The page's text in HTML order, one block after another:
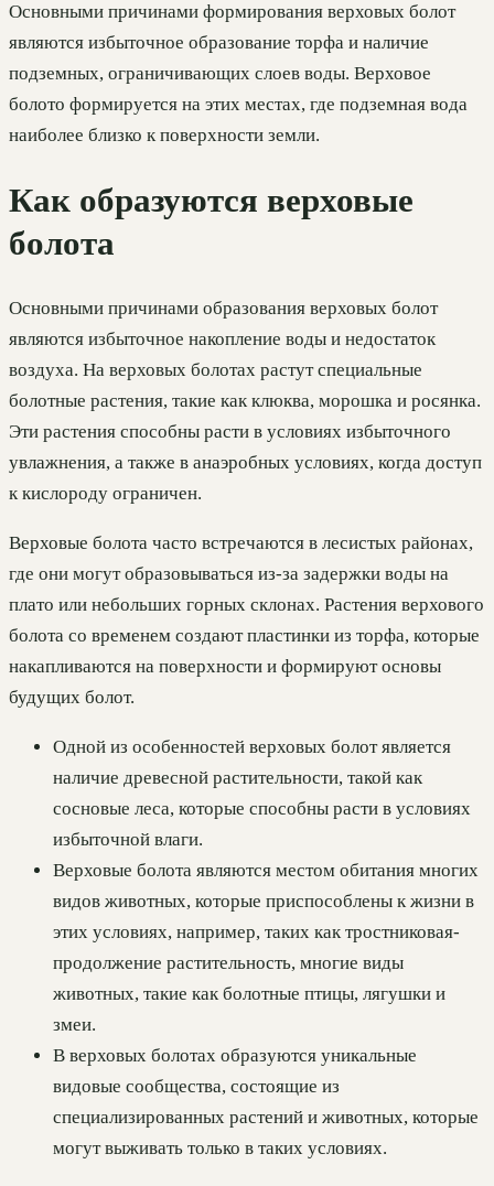
Основными причинами формирования верховых болот
являются избыточное образование торфа и наличие
подземных, ограничивающих слоев воды. Верховое
болото формируется на этих местах, где подземная вода
наиболее близко к поверхности земли.
Как образуются верховые
болота
Основными причинами образования верховых болот
являются избыточное накопление воды и недостаток
воздуха. На верховых болотах растут специальные
болотные растения, такие как клюква, морошка и росянка.
Эти растения способны расти в условиях избыточного
увлажнения, а также в анаэробных условиях, когда доступ
к кислороду ограничен.
Верховые болота часто встречаются в лесистых районах,
где они могут образовываться из-за задержки воды на
плато или небольших горных склонах. Растения верхового
болота со временем создают пластинки из торфа, которые
накапливаются на поверхности и формируют основы
будущих болот.
Одной из особенностей верховых болот является
наличие древесной растительности, такой как
сосновые леса, которые способны расти в условиях
избыточной влаги.
Верховые болота являются местом обитания многих
видов животных, которые приспособлены к жизни в
этих условиях, например, таких как тростниковая-
продолжение растительность, многие виды
животных, такие как болотные птицы, лягушки и
змеи.
В верховых болотах образуются уникальные
видовые сообщества, состоящие из
специализированных растений и животных, которые
могут выживать только в таких условиях.